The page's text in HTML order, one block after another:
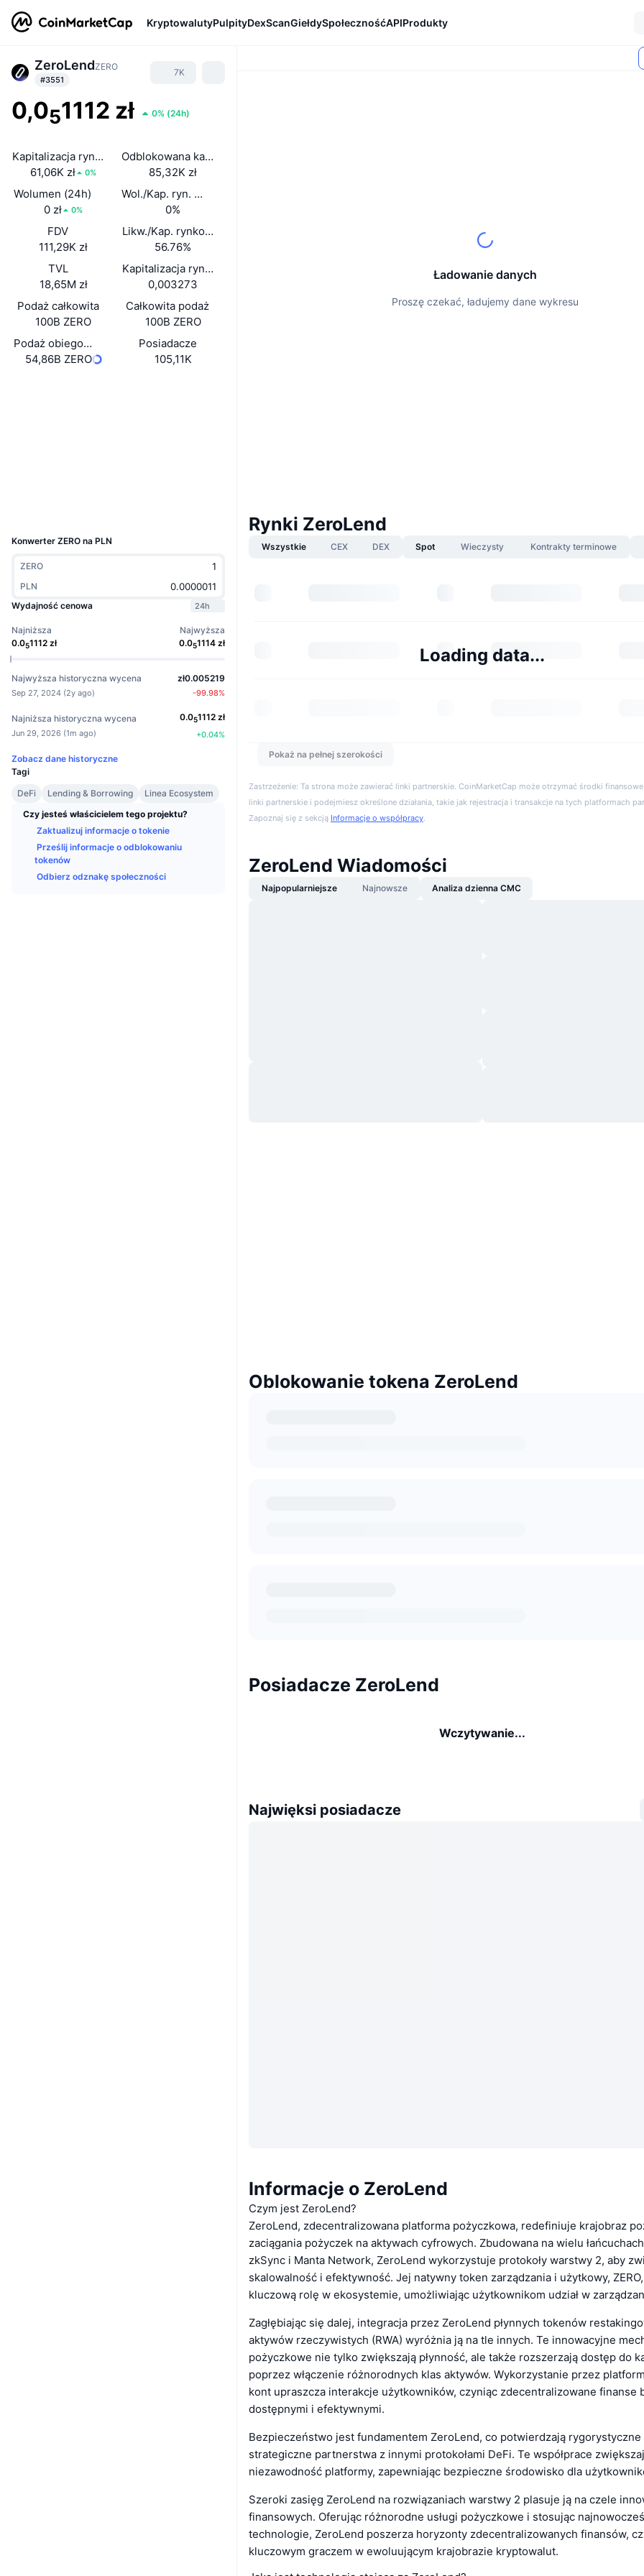
KryptowalutyPulpityDexScanGiełdySpołecznośćAPIProdukty
ZeroLendZERO
#3551
7K
0,051112 zł 0% (24h)
Kapitalizacja rynkowa
61,06K zł
0%
Odblokowana kap. rynkowa
85,32K zł
Wolumen (24h)
0 zł
0%
Wol./Kap. ryn. (24 h)
0%
FDV
111,29K zł
Likw./Kap. rynkowa
56.76%
TVL
18,65M zł
Kapitalizacja rynkowa/TVL
0,003273
Podaż całkowita
100B ZERO
Całkowita podaż
100B ZERO
Podaż obiegowa
54,86B ZERO
Posiadacze
105,11K
Konwerter ZERO na PLN
ZERO
PLN
Wydajność cenowa
24h
Najniższa
0.051112 zł
Najwyższa
0.051114 zł
Najwyższa historyczna wycena
Sep 27, 2024 (2y ago)
zł0.005219
-99.98%
Najniższa historyczna wycena
Jun 29, 2026 (1m ago)
0.051112 zł
+0.04%
Zobacz dane historyczne
Tagi
DeFi
Lending & Borrowing
Linea Ecosystem
Czy jesteś właścicielem tego projektu?
Zaktualizuj informacje o tokenie
Prześlij informacje o odblokowaniu
tokenów
Odbierz odznakę społeczności
Ładowanie danych
Proszę czekać, ładujemy dane wykresu
Rynki ZeroLend
Wszystkie CEX DEX Spot Wieczysty Kontrakty terminowe
Loading data...
Pokaż na pełnej szerokości
Zastrzeżenie: Ta strona może zawierać linki partnerskie. CoinMarketCap może otrzymać środki
linki partnerskie i podejmiesz określone działania, takie jak rejestracja i transakcje na tych platformach
Zapoznaj się z sekcją Informacje o współpracy.
ZeroLend Wiadomości
Najpopularniejsze Najnowsze Analiza dzienna CMC
Oblokowanie tokena ZeroLend
Posiadacze ZeroLend
Wczytywanie...
Najwięksi posiadacze
Informacje o ZeroLend
Czym jest ZeroLend?
ZeroLend, zdecentralizowana platforma pożyczkowa, redefiniuje krajobraz
zaciągania pożyczek na aktywach cyfrowych. Zbudowana na wielu
zkSync i Manta Network, ZeroLend wykorzystuje protokoły warstwy 2, aby
skalowalność i efektywność. Jej natywny token zarządzania i użytkowy,
kluczową rolę w ekosystemie, umożliwiając użytkownikom udział w
Zagłębiając się dalej, integracja przez ZeroLend płynnych tokenów
aktywów rzeczywistych (RWA) wyróżnia ją na tle innych. Te innowacyjne
pożyczkowe nie tylko zwiększają płynność, ale także rozszerzają dostęp do
poprzez włączenie różnorodnych klas aktywów. Wykorzystanie przez
kont upraszcza interakcje użytkowników, czyniąc zdecentralizowane finanse
dostępnymi i efektywnymi.
Bezpieczeństwo jest fundamentem ZeroLend, co potwierdzają rygorystyczne
strategiczne partnerstwa z innymi protokołami DeFi. Te współprace
niezawodność platformy, zapewniając bezpieczne środowisko dla
Szeroki zasięg ZeroLend na rozwiązaniach warstwy 2 plasuje ją na czele
finansowych. Oferując różnorodne usługi pożyczkowe i stosując
technologie, ZeroLend poszerza horyzonty zdecentralizowanych finansów,
kluczowym graczem w ewoluującym krajobrazie kryptowalut.